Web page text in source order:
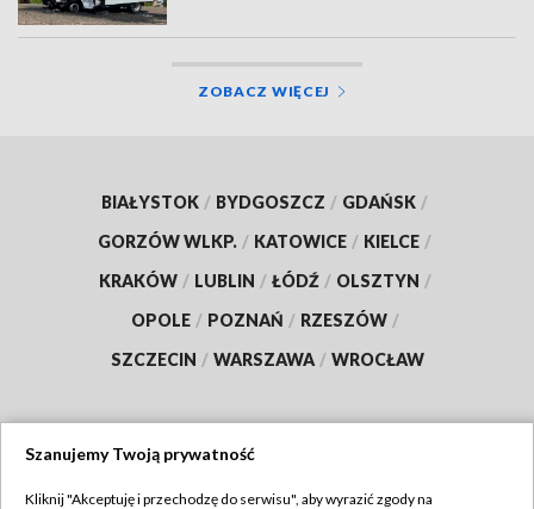
ZOBACZ WIĘCEJ
BIAŁYSTOK / BYDGOSZCZ / GDAŃSK /
GORZÓW WLKP. / KATOWICE / KIELCE /
KRAKÓW / LUBLIN / ŁÓDŹ / OLSZTYN /
OPOLE / POZNAŃ / RZESZÓW /
SZCZECIN / WARSZAWA / WROCŁAW
Szanujemy Twoją prywatność
Kliknij "Akceptuję i przechodzę do serwisu", aby wyrazić zgody na